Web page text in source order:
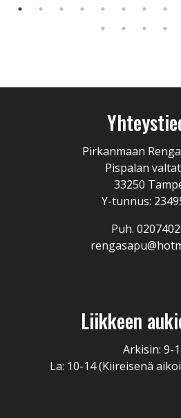
Pirkanmaan
Pispalan
33250
Y-tunnus:
Puh.
Liikkeen
Arkisin: 9-
La: 10-14 (Kiireisenä